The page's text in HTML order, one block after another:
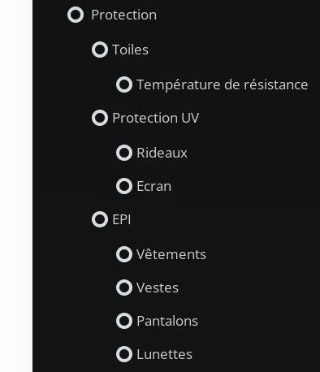
Protection
Toiles
Température de résistance
Protection UV
Rideaux
Ecran
EPI
Vêtements
Vestes
Pantalons
Lunettes